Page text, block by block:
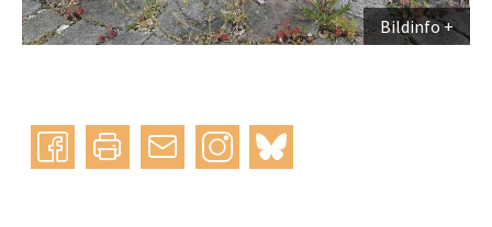
Bildinfo
Instagram
bluesky